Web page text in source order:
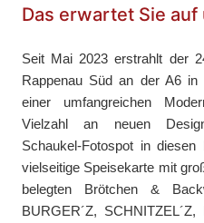
Das erwartet Sie
Seit Mai 2023 erstrahlt der
Rappenau Süd an der A6
einer umfangreichen
Vielzahl an neuen
Schaukel-Fotospot in
vielseitige Speisekarte mit
belegten Brötchen &
BURGER´Z,